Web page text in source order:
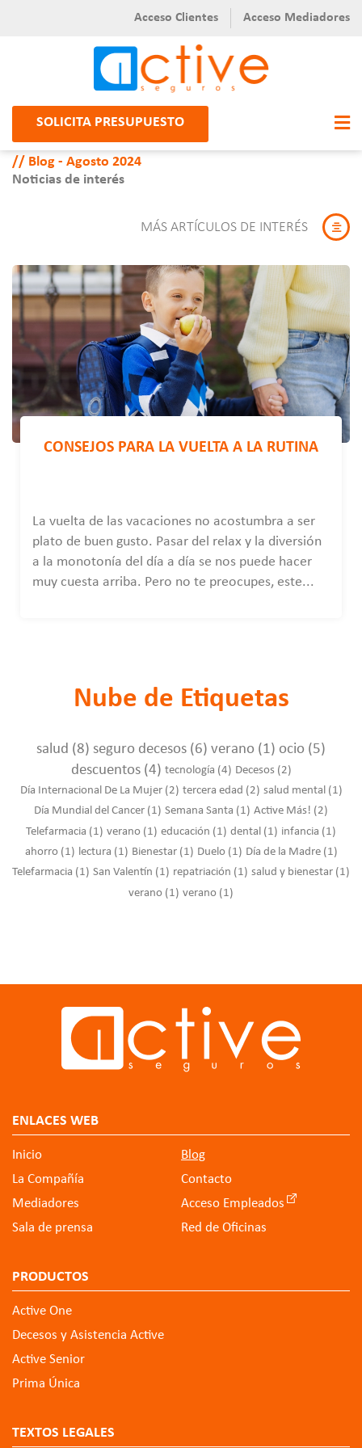
Acceso Clientes Acceso Mediadores
SOLICITA PRESUPUESTO
Blog - Agosto 2024
Noticias de interés
MÁS ARTÍCULOS DE INTERÉS
CONSEJOS PARA LA VUELTA A LA RUTINA
La vuelta de las vacaciones no acostumbra a ser
plato de buen gusto. Pasar del relax y la diversión
a la monotonía del día a día se nos puede hacer
muy cuesta arriba. Pero no te preocupes, este...
Nube de Etiquetas
salud (8) seguro decesos (6) verano (1) ocio (5)
descuentos (4) tecnología (4) Decesos (2)
Día Internacional De La Mujer (2) tercera edad (2) salud mental (1)
Día Mundial del Cancer (1) Semana Santa (1) Active Más! (2)
Telefarmacia (1) verano (1) educación (1) dental (1) infancia (1)
ahorro (1) lectura (1) Bienestar (1) Duelo (1) Día de la Madre (1)
Telefarmacia (1) San Valentín (1) repatriación (1) salud y bienestar (1)
verano (1) verano (1)
ENLACES WEB
Inicio
La Compañía
Mediadores
Sala de prensa
Blog
Contacto
Acceso Empleados
Red de Oficinas
PRODUCTOS
Active One
Decesos y Asistencia Active
Active Senior
Prima Única
TEXTOS LEGALES